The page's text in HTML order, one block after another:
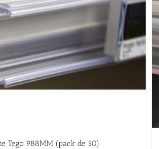
Tego 988MM (pack de 50)